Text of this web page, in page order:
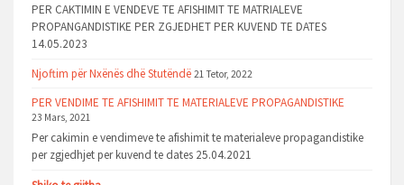
PER CAKTIMIN E VENDEVE TE AFISHIMIT TE MATRIALEVE
PROPANGANDISTIKE PER ZGJEDHET PER KUVEND TE DATES
14.05.2023
Njoftim për Nxënës dhë Stutëndë 21 Tetor, 2022
PER VENDIME TE AFISHIMIT TE MATERIALEVE PROPAGANDISTIKE
23 Mars, 2021
Per cakimin e vendimeve te afishimit te materialeve propagandistike
per zgjedhjet per kuvend te dates 25.04.2021